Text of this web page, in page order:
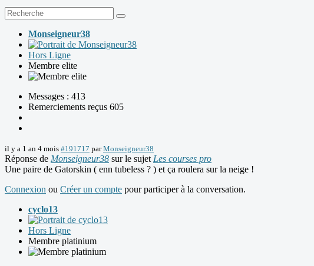
Monseigneur38
Hors Ligne
Membre elite
Messages : 413
Remerciements reçus 605
il y a 1 an 4 mois #191717 parMonseigneur38
Réponse de Monseigneur38 sur le sujet Les courses pro
Une paire de Gatorskin ( enn tubeless ? ) et ça roulera sur la neige !
Connexion ou Créer un compte pour participer à la conversation.
cyclo13
Hors Ligne
Membre platinium